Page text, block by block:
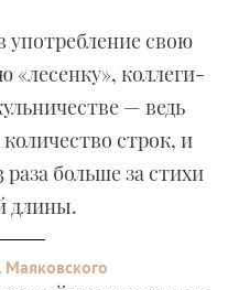
употребление свою
«лесенку», коллеги-
— ведь
строк, и
больше за стихи
длины.